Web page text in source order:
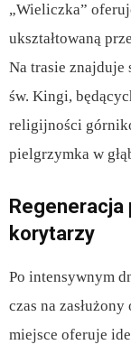
„Wieliczka”
ukształtowaną
Na trasie
św. Kingi,
religijności
pielgrzymka w
korytarzy
Po intensywnym
czas na
miejsce oferuje